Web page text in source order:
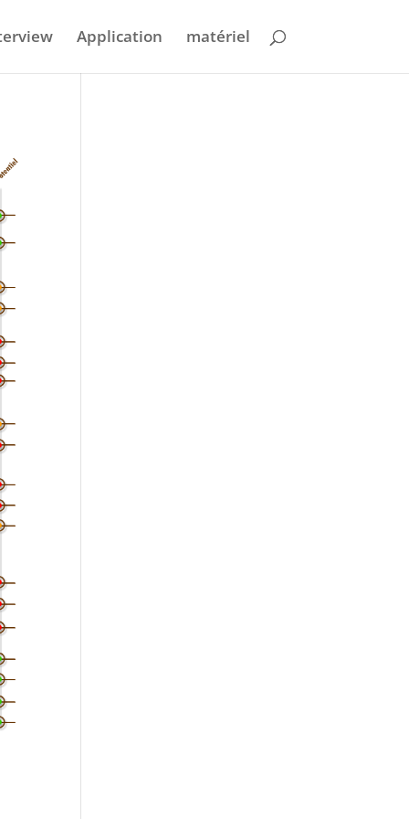
Application matériel